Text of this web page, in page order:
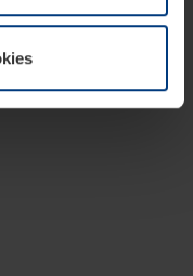
vysvetlení cookie